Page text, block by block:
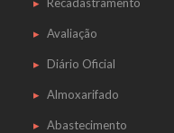
Avaliação
Diário Oficial
Almoxarifado
Abastecimento